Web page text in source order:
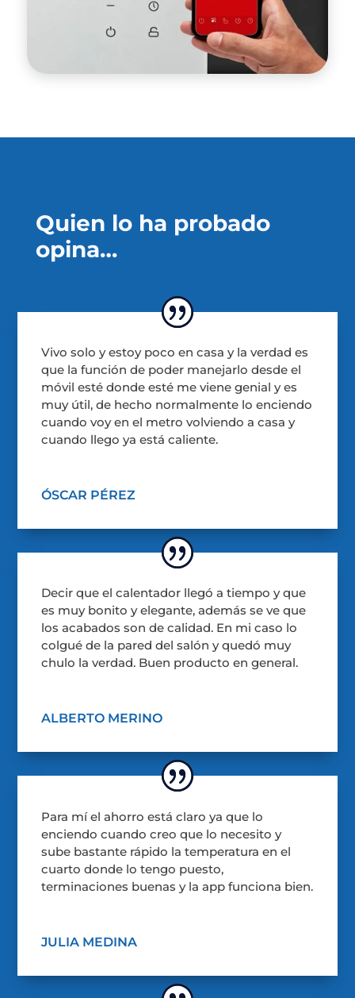
Quien lo ha probado
opina…
Vivo solo y estoy poco en casa y la verdad es
que la función de poder manejarlo desde el
móvil esté donde esté me viene genial y es
muy útil, de hecho normalmente lo enciendo
cuando voy en el metro volviendo a casa y
cuando llego ya está caliente.
ÓSCAR PÉREZ
Decir que el calentador llegó a tiempo y que
es muy bonito y elegante, además se ve que
los acabados son de calidad. En mi caso lo
colgué de la pared del salón y quedó muy
chulo la verdad. Buen producto en general.
ALBERTO MERINO
Para mí el ahorro está claro ya que lo
enciendo cuando creo que lo necesito y
sube bastante rápido la temperatura en el
cuarto donde lo tengo puesto,
terminaciones buenas y la app funciona bien.
JULIA MEDINA